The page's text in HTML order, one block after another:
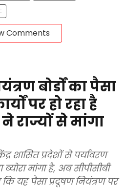
Comments
बोर्डों का पैसा
पर हो रहा है
राज्यों से मांगा
शासित प्रदेशों से पर्यावरण
मांगा है, अब सीपीसीबी
कि यह पैसा प्रदूषण नियंत्रण पर